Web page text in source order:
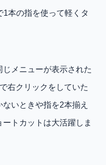
1本の指を使って軽くタ
メニューが表示された
右クリックをしていた
いときや指を2本揃え
トカットは大活躍しま